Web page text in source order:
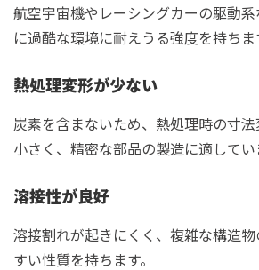
航空宇宙機やレーシングカーの駆動
に過酷な環境に耐えうる強度を持ちま
熱処理変形が少ない
炭素を含まないため、熱処理時の寸
小さく、精密な部品の製造に適してい
溶接性が良好
溶接割れが起きにくく、複雑な構造
すい性質を持ちます。